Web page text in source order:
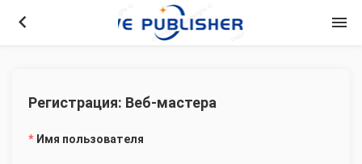
keyboard_arrow_left menu
Регистрация: Веб-мастера
Имя пользователя